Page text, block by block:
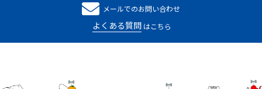
メールでのお問い合わせ
よくある質問 はこちら